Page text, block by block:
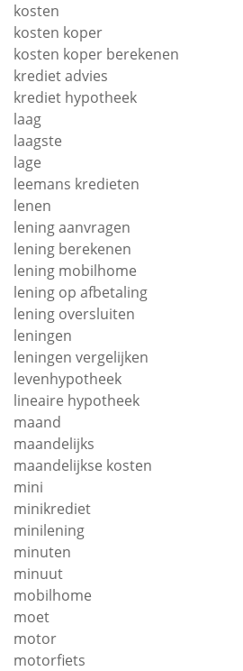
kosten
kosten koper
kosten koper berekenen
krediet advies
krediet hypotheek
laag
laagste
lage
leemans kredieten
lenen
lening aanvragen
lening berekenen
lening mobilhome
lening op afbetaling
lening oversluiten
leningen
leningen vergelijken
levenhypotheek
lineaire hypotheek
maand
maandelijks
maandelijkse kosten
mini
minikrediet
minilening
minuten
minuut
mobilhome
moet
motor
motorfiets